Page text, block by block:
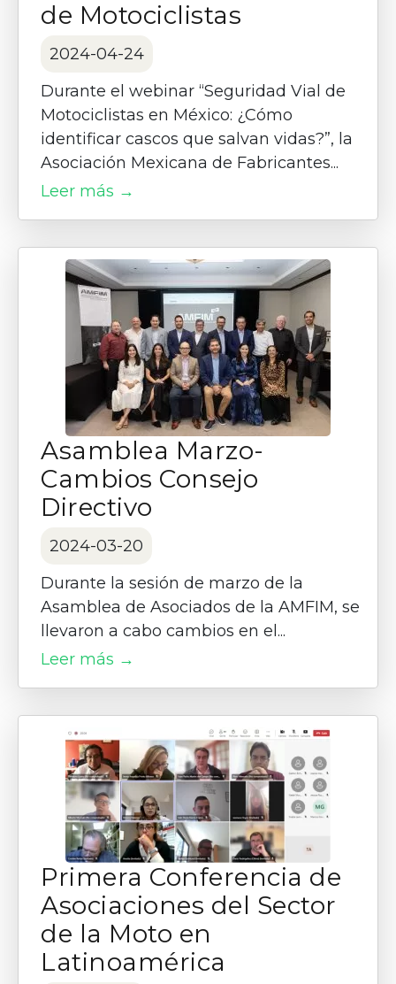
de Motociclistas
2024-04-24
Durante el webinar “Seguridad Vial de
Motociclistas en México: ¿Cómo
identificar cascos que salvan vidas?”, la
Asociación Mexicana de Fabricantes...
Leer más →
Asamblea Marzo-
Cambios Consejo
Directivo
2024-03-20
Durante la sesión de marzo de la
Asamblea de Asociados de la AMFIM, se
llevaron a cabo cambios en el...
Leer más →
Primera Conferencia de
Asociaciones del Sector
de la Moto en
Latinoamérica